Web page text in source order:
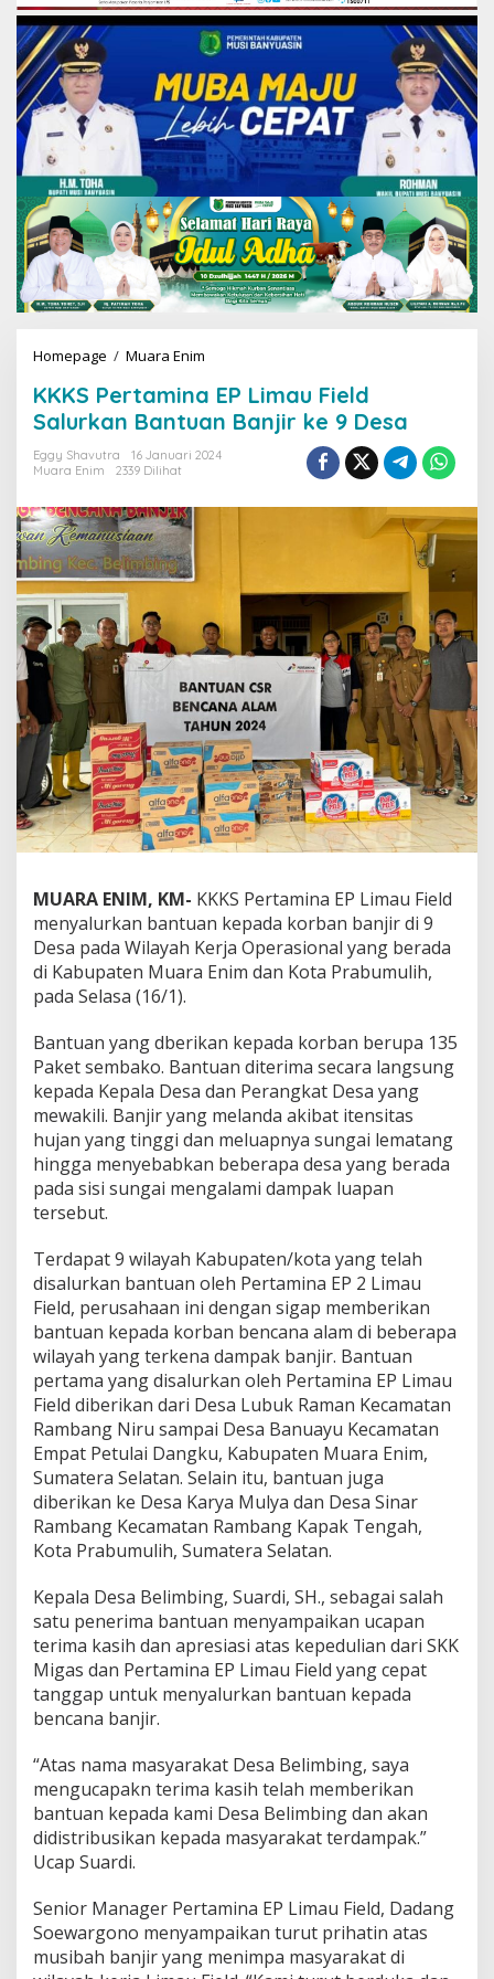
Homepage / Muara Enim
K
S
P
e
P
L
m
a
u
F
i
e
l
d
S
l
u
r
k
a
n
t
u
a
n
B
a
n
r
k
e
9
D
e
s
a
KKKS Pertamina EP Limau Field
Salurkan Bantuan Banjir ke 9 Desa
Eggy Shavutra
16 Januari 2024
Muara Enim
2339 Dilihat
MUARA ENIM, KM- KKKS Pertamina EP Limau Field
menyalurkan bantuan kepada korban banjir di 9
Desa pada Wilayah Kerja Operasional yang berada
di Kabupaten Muara Enim dan Kota Prabumulih,
pada Selasa (16/1).
Bantuan yang dberikan kepada korban berupa 135
Paket sembako. Bantuan diterima secara langsung
kepada Kepala Desa dan Perangkat Desa yang
mewakili. Banjir yang melanda akibat itensitas
hujan yang tinggi dan meluapnya sungai lematang
hingga menyebabkan beberapa desa yang berada
pada sisi sungai mengalami dampak luapan
tersebut.
Terdapat 9 wilayah Kabupaten/kota yang telah
disalurkan bantuan oleh Pertamina EP 2 Limau
Field, perusahaan ini dengan sigap memberikan
bantuan kepada korban bencana alam di beberapa
wilayah yang terkena dampak banjir. Bantuan
pertama yang disalurkan oleh Pertamina EP Limau
Field diberikan dari Desa Lubuk Raman Kecamatan
Rambang Niru sampai Desa Banuayu Kecamatan
Empat Petulai Dangku, Kabupaten Muara Enim,
Sumatera Selatan. Selain itu, bantuan juga
diberikan ke Desa Karya Mulya dan Desa Sinar
Rambang Kecamatan Rambang Kapak Tengah,
Kota Prabumulih, Sumatera Selatan.
Kepala Desa Belimbing, Suardi, SH., sebagai salah
satu penerima bantuan menyampaikan ucapan
terima kasih dan apresiasi atas kepedulian dari SKK
Migas dan Pertamina EP Limau Field yang cepat
tanggap untuk menyalurkan bantuan kepada
bencana banjir.
“Atas nama masyarakat Desa Belimbing, saya
mengucapakn terima kasih telah memberikan
bantuan kepada kami Desa Belimbing dan akan
didistribusikan kepada masyarakat terdampak.”
Ucap Suardi.
Senior Manager Pertamina EP Limau Field, Dadang
Soewargono menyampaikan turut prihatin atas
musibah banjir yang menimpa masyarakat di